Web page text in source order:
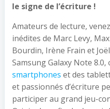
le signe de l’écriture !
Amateurs de lecture,
inédites de Marc Levy,
Bourdin, Irène Frain et
Samsung Galaxy Note
smartphones et des
et passionnés d’écriture
participer au grand jeu-